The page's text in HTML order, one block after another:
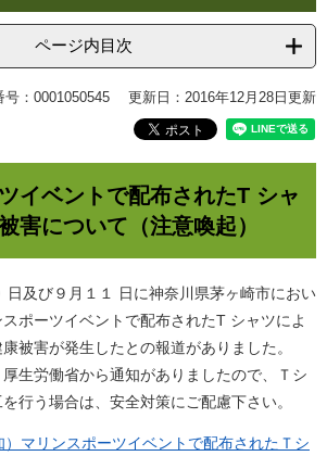
ページ内目次
号：0001050545 更新日：2016年12月28日更新
イベントで配布されたT シャ
害について（注意喚起）
及び９月１１ 日に神奈川県茅ヶ崎市におい
ポーツイベントで配布されたT シャツによ
被害が発生したとの報道がありました。
生労働省から通知がありましたので、Ｔシ
行う場合は、安全対策にご配慮下さい。
）マリンスポーツイベントで配布されたＴシ